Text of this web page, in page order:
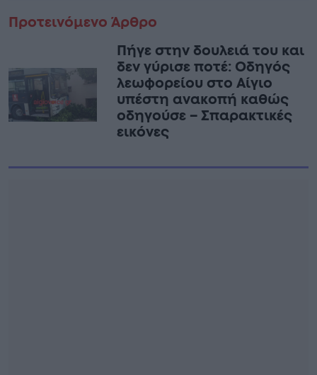
Προτεινόμενο Άρθρο
Πήγε στην δουλειά του και
δεν γύρισε ποτέ: Οδηγός
λεωφορείου στο Αίγιο
υπέστη ανακοπή καθώς
οδηγούσε – Σπαρακτικές
εικόνες